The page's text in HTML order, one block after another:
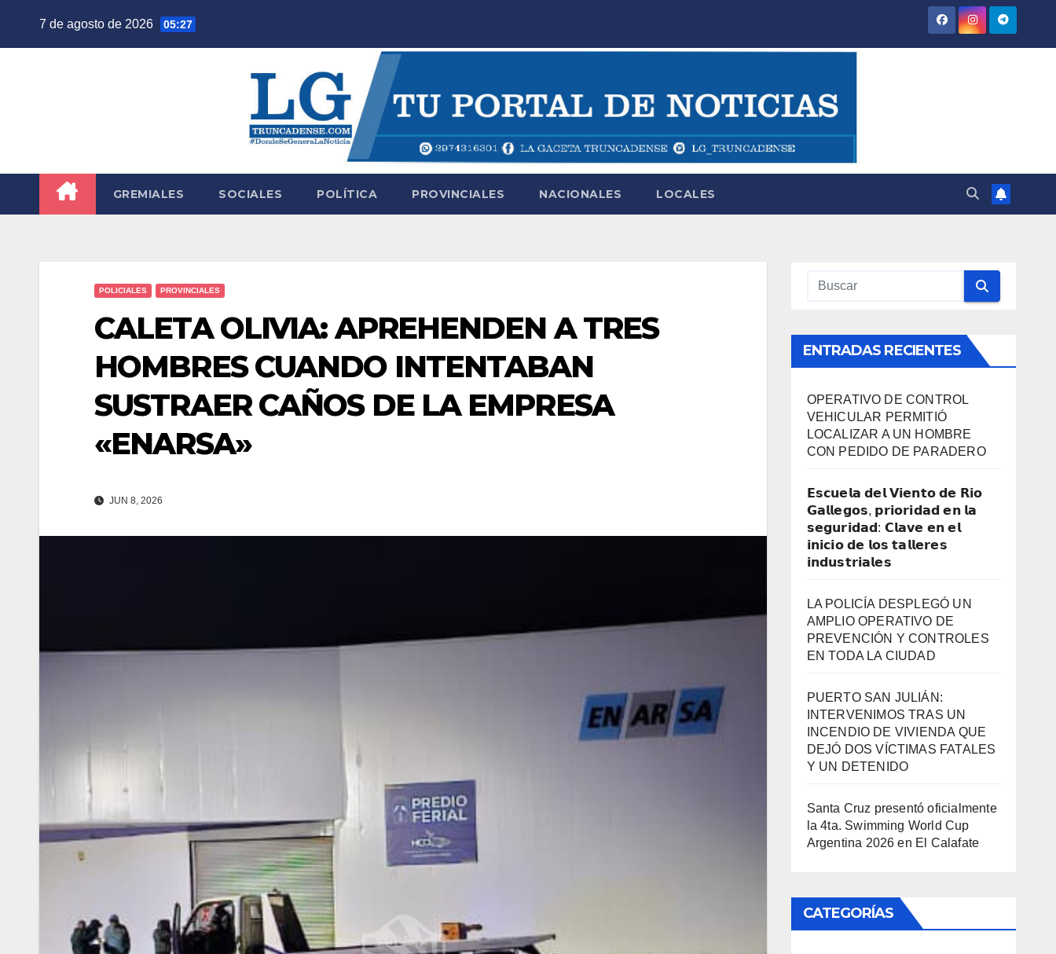
7 de agosto de 2026 05:27
GREMIALES SOCIALES POLÍTICA PROVINCIALES NACIONALES LOCALES
POLICIALES PROVINCIALES
CALETA OLIVIA: APREHENDEN A TRES
HOMBRES CUANDO INTENTABAN
SUSTRAER CAÑOS DE LA EMPRESA
«ENARSA»
JUN 8, 2026
ENTRADAS RECIENTES
OPERATIVO DE CONTROL
VEHICULAR PERMITIÓ
LOCALIZAR A UN HOMBRE
CON PEDIDO DE PARADERO
𝗘𝘀𝗰𝘂𝗲𝗹𝗮 𝗱𝗲𝗹 𝗩𝗶𝗲𝗻𝘁𝗼 𝗱𝗲 𝗥𝗶𝗼
𝗚𝗮𝗹𝗹𝗲𝗴𝗼𝘀, 𝗽𝗿𝗶𝗼𝗿𝗶𝗱𝗮𝗱 𝗲𝗻 𝗹𝗮
𝘀𝗲𝗴𝘂𝗿𝗶𝗱𝗮𝗱: 𝗖𝗹𝗮𝘃𝗲 𝗲𝗻 𝗲𝗹
𝗶𝗻𝗶𝗰𝗶𝗼 𝗱𝗲 𝗹𝗼𝘀 𝘁𝗮𝗹𝗹𝗲𝗿𝗲𝘀
𝗶𝗻𝗱𝘂𝘀𝘁𝗿𝗶𝗮𝗹𝗲𝘀
LA POLICÍA DESPLEGÓ UN
AMPLIO OPERATIVO DE
PREVENCIÓN Y CONTROLES
EN TODA LA CIUDAD
PUERTO SAN JULIÁN:
INTERVENIMOS TRAS UN
INCENDIO DE VIVIENDA QUE
DEJÓ DOS VÍCTIMAS FATALES
Y UN DETENIDO
Santa Cruz presentó oficialmente
la 4ta. Swimming World Cup
Argentina 2026 en El Calafate
CATEGORÍAS